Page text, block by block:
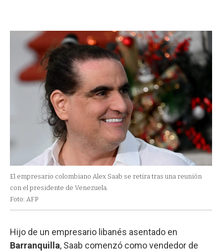
El empresario colombiano Alex Saab se retira tras una reunión
con el presidente de Venezuela.
Foto: AFP
Hijo de un empresario libanés asentado en
Barranquilla, Saab comenzó como vendedor de